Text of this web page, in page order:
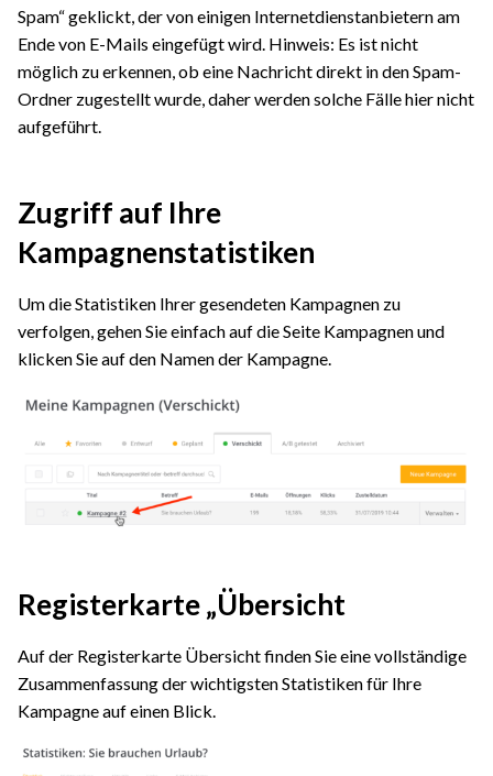
Spam“ geklickt, der von einigen Internetdienstanbietern am
Ende von E-Mails eingefügt wird. Hinweis: Es ist nicht
möglich zu erkennen, ob eine Nachricht direkt in den Spam-
Ordner zugestellt wurde, daher werden solche Fälle hier nicht
aufgeführt.
Zugriff auf Ihre
Kampagnenstatistiken
Um die Statistiken Ihrer gesendeten Kampagnen zu
verfolgen, gehen Sie einfach auf die Seite Kampagnen und
klicken Sie auf den Namen der Kampagne.
Registerkarte „Übersicht
Auf der Registerkarte Übersicht finden Sie eine vollständige
Zusammenfassung der wichtigsten Statistiken für Ihre
Kampagne auf einen Blick.